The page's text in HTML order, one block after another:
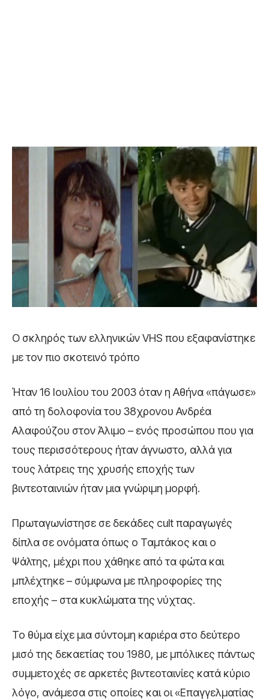
Ο σκληρός των ελληνικών VHS που εξαφανίστηκε
με τον πιο σκοτεινό τρόπο
Ήταν 16 Ιουλίου του 2003 όταν η Αθήνα «πάγωσε»
από τη δολοφονία του 38χρονου Ανδρέα
Αλαφούζου στον Άλιμο – ενός προσώπου που για
τους περισσότερους ήταν άγνωστο, αλλά για
τους λάτρεις της χρυσής εποχής των
βιντεοταινιών ήταν μια γνώριμη μορφή.
Πρωταγωνίστησε σε δεκάδες cult παραγωγές
δίπλα σε ονόματα όπως ο Ταμτάκος και ο
Ψάλτης, μέχρι που χάθηκε από τα φώτα και
μπλέχτηκε – σύμφωνα με πληροφορίες της
εποχής – στα κυκλώματα της νύχτας.
Το θύμα είχε μια σύντομη καριέρα στο δεύτερο
μισό της δεκαετίας του 1980, με μπόλικες πάντως
συμμετοχές σε αρκετές βιντεοταινίες κατά κύριο
λόγο, ανάμεσα στις οποίες και οι «Επαγγελματίας